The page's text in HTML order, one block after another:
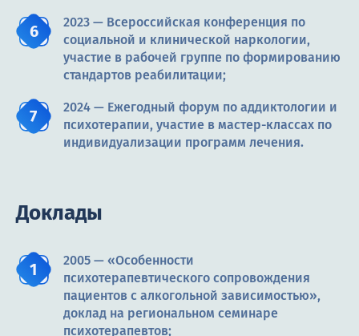
2023 — Всероссийская конференция по
социальной и клинической наркологии,
участие в рабочей группе по формированию
стандартов реабилитации;
2024 — Ежегодный форум по аддиктологии и
психотерапии, участие в мастер-классах по
индивидуализации программ лечения.
Доклады
2005 — «Особенности
психотерапевтического сопровождения
пациентов с алкогольной зависимостью»,
доклад на региональном семинаре
психотерапевтов;